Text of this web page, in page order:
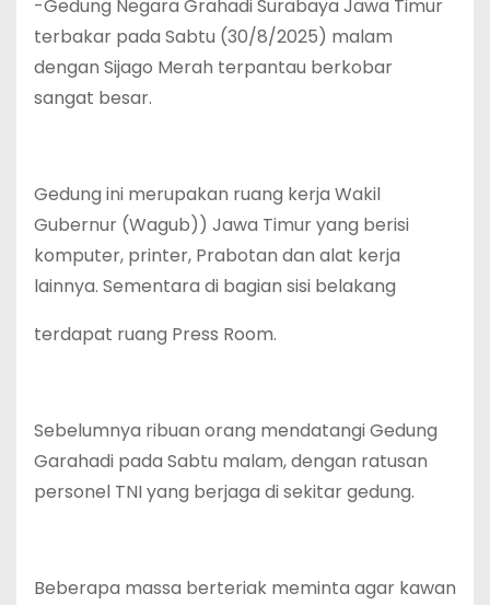
-Gedung Negara Grahadi Surabaya Jawa Timur
terbakar pada Sabtu (30/8/2025) malam
dengan Sijago Merah terpantau berkobar
sangat besar.
Gedung ini merupakan ruang kerja Wakil
Gubernur (Wagub)) Jawa Timur yang berisi
komputer, printer, Prabotan dan alat kerja
lainnya. Sementara di bagian sisi belakang
terdapat ruang Press Room.
Sebelumnya ribuan orang mendatangi Gedung
Garahadi pada Sabtu malam, dengan ratusan
personel TNI yang berjaga di sekitar gedung.
Beberapa massa berteriak meminta agar kawan